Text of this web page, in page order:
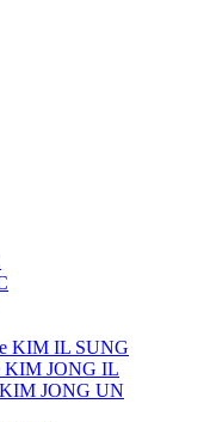
KIM IL SUNG
KIM JONG IL
JONG UN